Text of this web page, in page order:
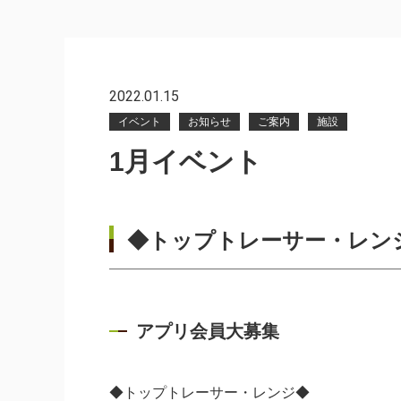
2022.01.15
イベント お知らせ ご案内 施設
1月イベント
◆トップトレーサー・レ
アプリ会員大募集
◆トップトレーサー・レンジ◆